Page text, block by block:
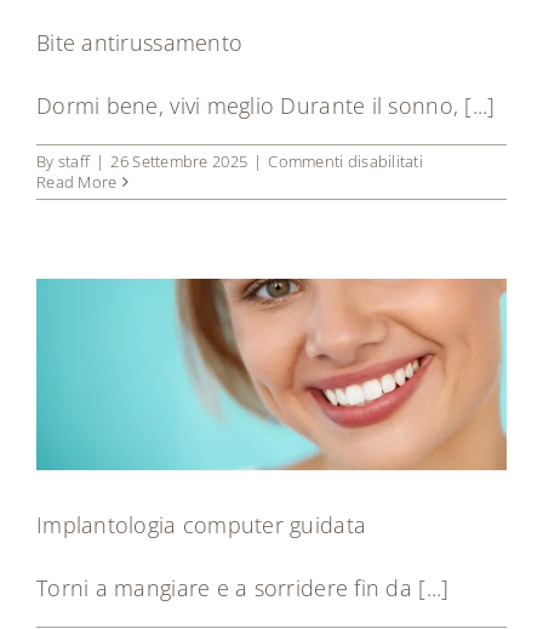
Bite antirussamento
Dormi bene, vivi meglio Durante il sonno, [...]
By staff | 26 Settembre 2025 | Commenti disabilitati
antirussamento
Read More
Implantologia computer guidata
Torni a mangiare e a sorridere fin da [...]